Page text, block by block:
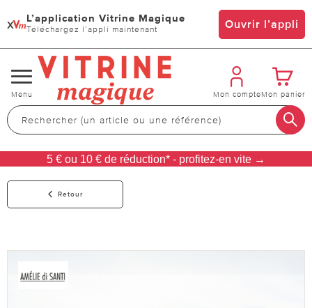
x L’application Vitrine Magique
Téléchargez l’appli maintenant Ouvrir l’appli
Changer
de
navigation
Menu Mon compteMon panier
5 € ou 10 € de réduction* - profitez-en vite →
Retour